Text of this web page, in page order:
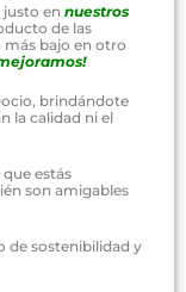
en nuestros
de las
más bajo en otro
brindándote
la calidad ni el
estás
son amigables
de sostenibilidad y